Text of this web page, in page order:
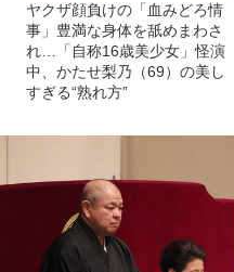
ヤクザ顔負けの「血みどろ情
事」豊満な身体を舐めまわさ
れ…「自称16歳美少女」怪演
中、かたせ梨乃（69）の美し
すぎる“熟れ方”